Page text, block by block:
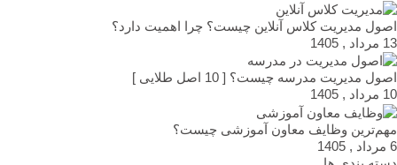
اصول مدیریت کلاس آنلاین چیست؟ چرا اهمیت دارد؟
13 مرداد , 1405
اصول مدیریت مدرسه چیست؟ [ 10 اصل طلایی ]
10 مرداد , 1405
مهم‌ترین وظایف معاون آموزشی چیست؟
6 مرداد , 1405